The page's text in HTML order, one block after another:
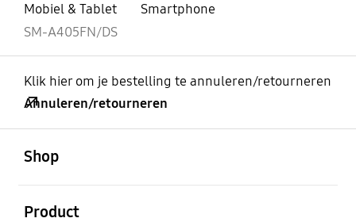
Mobiel & Tablet
Smartphone
SM-A405FN/DS
Klik hier om je bestelling te annuleren/retourneren
Annuleren/retourneren
Shop
Product